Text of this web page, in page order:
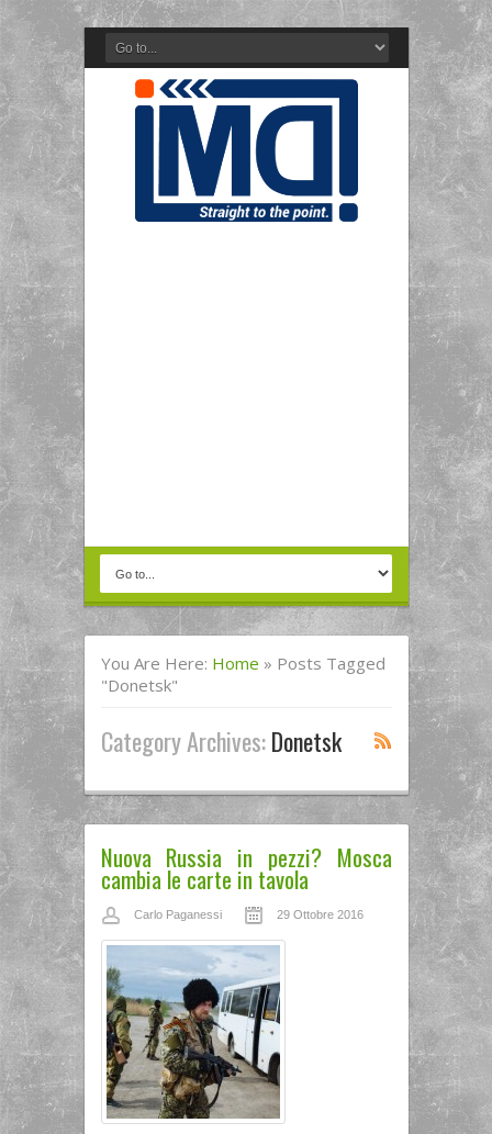
You Are Here: Home » Posts Tagged
"donetsk"
Category Archives:Donetsk
Nuova Russia in pezzi? Mosca
cambia le carte in tavola
Carlo Paganessi 29 Ottobre 2016